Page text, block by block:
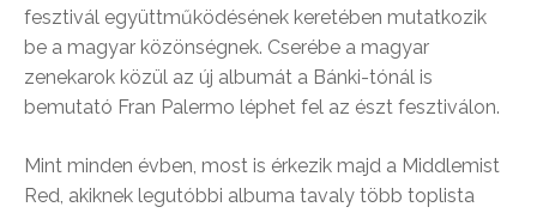
fesztivál együttműködésének keretében mutatkozik
be a magyar közönségnek. Cserébe a magyar
zenekarok közül az új albumát a Bánki-tónál is
bemutató Fran Palermo léphet fel az észt fesztiválon.
Mint minden évben, most is érkezik majd a Middlemist
Red, akiknek legutóbbi albuma tavaly több toplista